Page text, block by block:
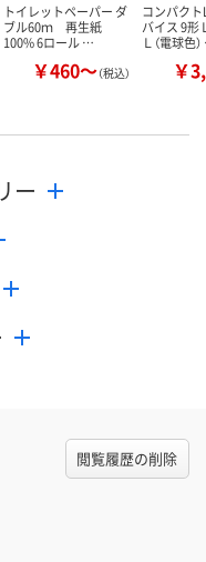
トイレットペーパー ダ
ブル60ｍ 再生紙
100% 6ロール …
￥460～（税込）
コンパクト
バイス 9形
Ｌ（電球色
￥
ー
閲覧履歴の削除